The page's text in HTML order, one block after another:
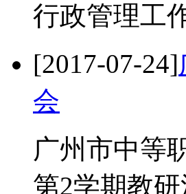
行政管理工
[2017-07-24]
会
广州市中等
第2学期教